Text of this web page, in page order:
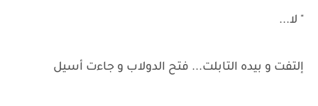
" لا...
إلتفت و بيده التابلت... فتح الدولاب و جاءت أسيل